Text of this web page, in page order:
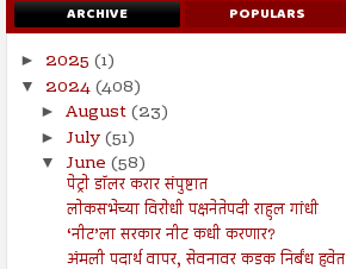
ARCHIVE POPULARS
► 2025 (1)
▼ 2024(408)
► August(23)
► July(51)
▼ June (58)
पेट्रो डॉलर करार संपुष्टात
लोकसभेच्या विरोधी पक्षनेतेपदी राहुल गांधी
‘नीट’ला सरकार नीट कधी करणार?
अंमली पदार्थ वापर, सेवनावर कडक निर्बंध हवेत